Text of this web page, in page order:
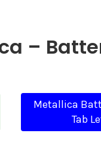
–
Metallica
Tab